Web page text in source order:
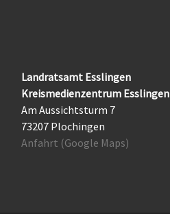
Landratsamt Esslingen
Kreismedienzentrum Esslingen
Am Aussichtsturm 7
73207 Plochingen
Anfahrt (Google Maps)